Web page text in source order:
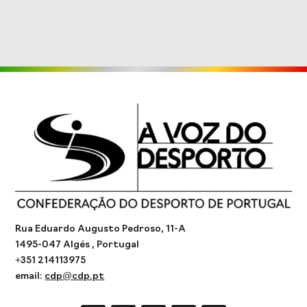
Rua Eduardo Augusto Pedroso, 11-A
1495-047 Algés , Portugal
+351 214113975
email: cdp@cdp.pt